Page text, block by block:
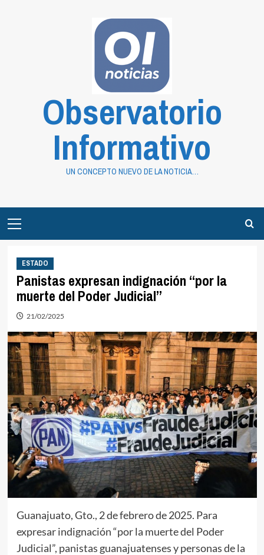
Observatorio
Informativo
UN CONCEPTO NUEVO DE LA NOTICIA…
Menu
ESTADO
Panistas expresan indignación “por la
muerte del Poder Judicial”
21/02/2025
Guanajuato, Gto., 2 de febrero de 2025. Para
expresar indignación “por la muerte del Poder
Judicial”, panistas guanajuatenses y personas de la